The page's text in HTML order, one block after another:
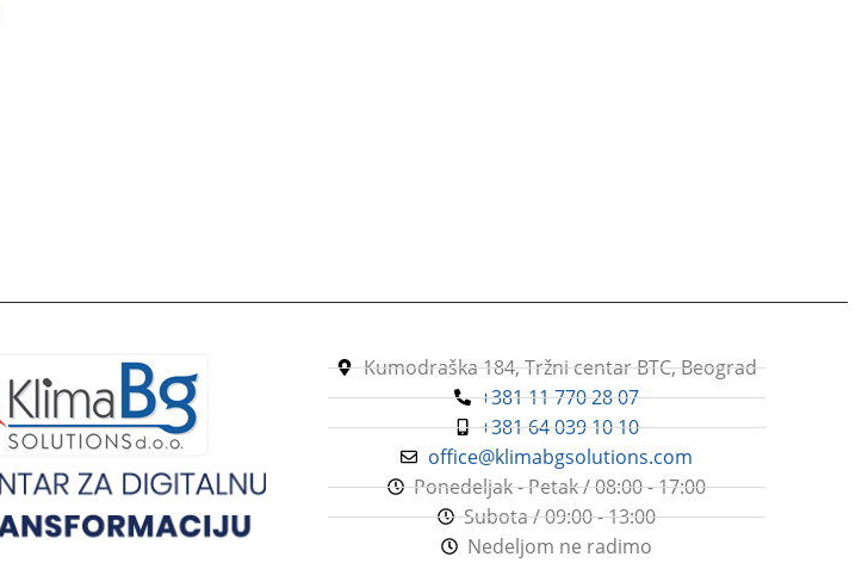
Kumodraška 184, Tržni centar BTC, Beograd
+381 11 770 28 07
+381 64 039 10 10
office@klimabgsolutions.com
Ponedeljak - Petak / 08:00 - 17:00
Subota / 09:00 - 13:00
Nedeljom ne radimo